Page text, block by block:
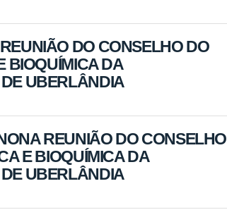
DO CONSELHO DO
BIOQUÍMICA DA
UBERLÂNDIA
REUNIÃO DO CONSELHO
E BIOQUÍMICA DA
UBERLÂNDIA